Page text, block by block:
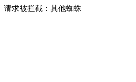
请求被拦截：其他蜘蛛